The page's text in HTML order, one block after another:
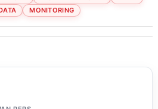
MONITORING